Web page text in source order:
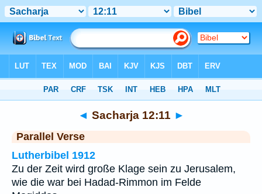
◄ Sacharja 12:11 ►
Parallel Verse
Lutherbibel 1912
Zu der Zeit wird große Klage sein zu Jerusalem,
wie die war bei Hadad-Rimmon im Felde